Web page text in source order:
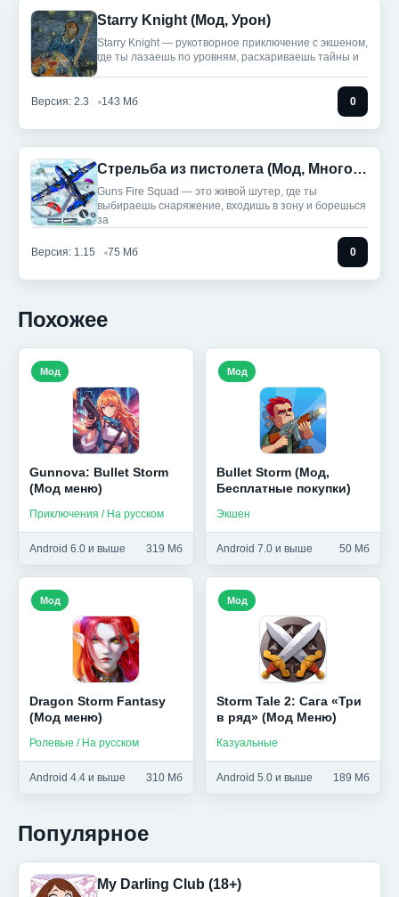
Starry Knight (Мод, Урон)
Starry Knight — рукотворное приключение с экшеном,
где ты лазаешь по уровням, расхариваешь тайны и
Версия: 2.3 143 Мб 0
Стрельба из пистолета (Мод, Много денег)
Guns Fire Squad — это живой шутер, где ты
выбираешь снаряжение, входишь в зону и борешься
за
Версия: 1.15 75 Мб 0
Похожее
Gunnova: Bullet Storm
(Мод меню)
Приключения / На русском
Android 6.0 и выше 319 Мб
Мод
Bullet Storm (Мод,
Бесплатные покупки)
Экшен
Android 7.0 и выше 50 Мб
Мод
Dragon Storm Fantasy
(Мод меню)
Ролевые / На русском
Android 4.4 и выше 310 Мб
Мод
Storm Tale 2: Сага «Три
в ряд» (Мод Меню)
Казуальные
Android 5.0 и выше 189 Мб
Мод
Популярное
My Darling Club (18+)